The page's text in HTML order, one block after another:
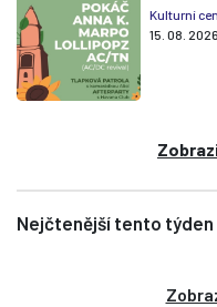
Kulturní
15. 08. 2026
Nejčtenější tento týden